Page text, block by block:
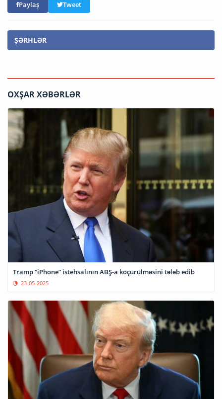
Paylaş Tweet
ŞƏRHLƏR
OXŞAR XƏBƏRLƏR
Tramp “iPhone” istehsalının ABŞ-a köçürülməsini tələb edib
23-05-2025